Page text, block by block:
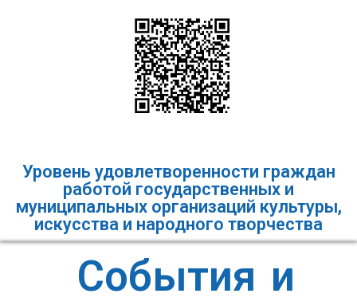
Уровень удовлетворенности граждан
работой государственных и
муниципальных организаций культуры,
искусства и народного творчества
События и